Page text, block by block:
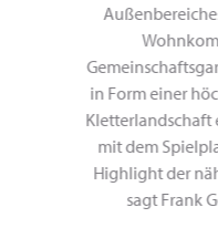
in Form einer
Kletterlandschaft
mit dem
Highlight der
sagt Frank